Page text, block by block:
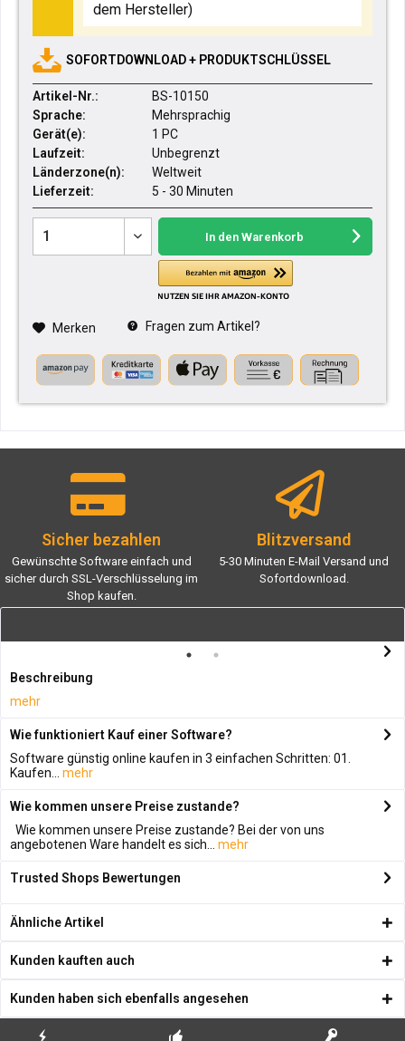
dem Hersteller)
SOFORTDOWNLOAD + PRODUKTSCHLÜSSEL
Artikel-Nr.:
BS-10150
Sprache:
Mehrsprachig
Gerät(e):
1 PC
Laufzeit:
Unbegrenzt
Länderzone(n):
Weltweit
Lieferzeit:
5 - 30 Minuten
In den Warenkorb
Merken Fragen zum Artikel?
Sicher bezahlen
Gewünschte Software einfach und
sicher durch SSL-Verschlüsselung im
Shop kaufen.
Blitzversand
5-30 Minuten E-Mail Versand und
Sofortdownload.
Beschreibung
mehr
Wie funktioniert Kauf einer Software?
Software günstig online kaufen in 3 einfachen Schritten: 01.
Kaufen...
mehr
Wie kommen unsere Preise zustande?
Wie kommen unsere Preise zustande? Bei der von uns
angebotenen Ware handelt es sich...
mehr
Trusted Shops Bewertungen
Ähnliche Artikel
Kunden kauften auch
Kunden haben sich ebenfalls angesehen